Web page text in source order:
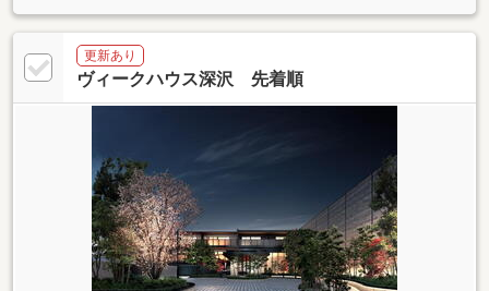
更新あり
ヴィークハウス深沢 先着順